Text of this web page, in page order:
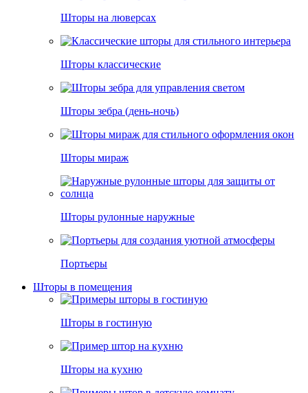
Шторы на люверсах
Шторы классические
Шторы зебра (день-ночь)
Шторы мираж
Шторы рулонные наружные
Портьеры
Шторы в помещения
Шторы в гостиную
Шторы на кухню